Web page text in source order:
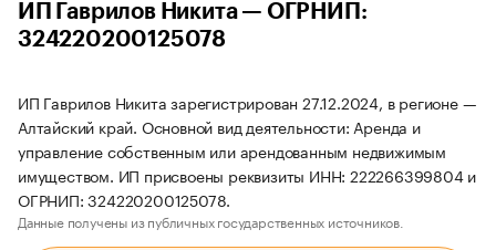
ИП Гаврилов Никита — ОГРНИП:
324220200125078
ИП Гаврилов Никита зарегистрирован 27.12.2024, в регионе —
Алтайский край. Основной вид деятельности: Аренда и
управление собственным или арендованным недвижимым
имуществом. ИП присвоены реквизиты ИНН: 222266399804 и
ОГРНИП: 324220200125078.
Данные получены из публичных государственных источников.